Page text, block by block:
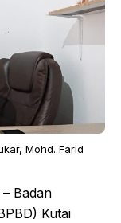
Mohd. Farid
– Badan
Kutai